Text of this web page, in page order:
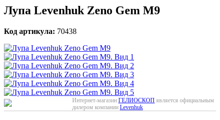
Лупа Levenhuk Zeno Gem M9
Код артикула: 70438
Интернет-магазин ГЕЛИОСКОП является официальным
дилером компании Levenhuk